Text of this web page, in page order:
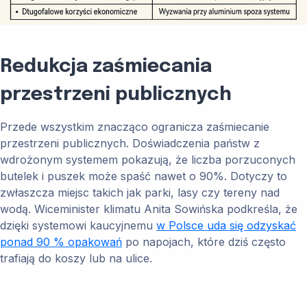
Redukcja zaśmiecania
przestrzeni publicznych
Przede wszystkim znacząco ogranicza zaśmiecanie
przestrzeni publicznych. Doświadczenia państw z
wdrożonym systemem pokazują, że liczba porzuconych
butelek i puszek może spaść nawet o 90%. Dotyczy to
zwłaszcza miejsc takich jak parki, lasy czy tereny nad
wodą. Wiceminister klimatu Anita Sowińska podkreśla, że
dzięki systemowi kaucyjnemu w Polsce uda się odzyskać
ponad 90 % opakowań po napojach, które dziś często
trafiają do koszy lub na ulice.